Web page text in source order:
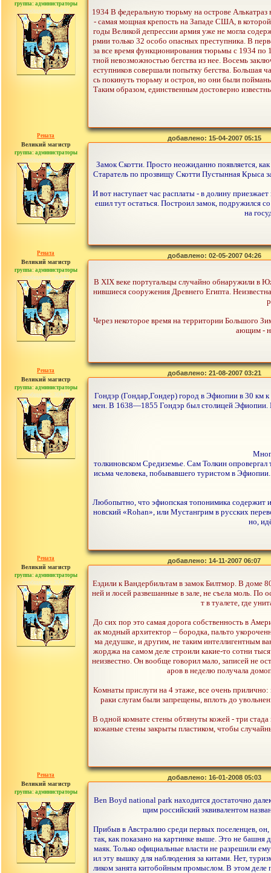
группа: администраторы
сообщений: 30442
1934 В федеральную тюрьму на острове
- самая мощная крепость на Западе США, в
годы Великой депрессии армия уже не могла
рмии только 32 особо опасных преступника. В
за все время функционирования тюрьмы с 1934 по
тной невозможностью бегства из нее. Восемь
еступников совершали попытку бегства. Большая
сь покинуть тюрьму и остров, но они были
Таким образом, единственным достоверно
Рената
Великий магистр
группа: администраторы
сообщений: 30442
добавлено: 15-04-2007 05:15
Замок Скотти. Просто неожиданно появляется,
Старатель по прозвищу Скотти Пустынная Крыса
И вот наступает час расплаты - в долину
ешил тут остаться. Построил замок, подружился
на
Рената
Великий магистр
группа: администраторы
сообщений: 30442
добавлено: 02-05-2007 04:26
В XIX веке португальцы случайно обнаружили в
нившиеся сооружения Древнего Египта.
Через некоторое время на территории Большого
ающим -
Рената
Великий магистр
группа: администраторы
сообщений: 30442
добавлено: 21-08-2007 03:21
Гондэр (Гондар,Гондер) город в Эфиопии в 30 км
мен. В 1638—1855 Гондэр был столицей Эфиопии. В
толкиновском Средиземье. Сам Толкин
исьма человека, побывавшего туристом в
Любопытно, что эфиопская топонимика содержит
новский «Rohan», или Мустангрим в русских
но,
Рената
Великий магистр
группа: администраторы
сообщений: 30442
добавлено: 14-11-2007 06:07
Ездили к Вандербильтам в замок Билтмор. В доме
ней и лосей развешанные в зале, не съела моль. По
т в туалете, где
До сих пор это самая дорога собственность в
ак модный архитектор – бородка, пальто
ма дедушке, и другим, не таким интеллигентным
жорджа на самом деле строили какие-то сотни
неизвестно. Он вообще говорил мало, записей не
аров в неделю получала
Комнаты прислуги на 4 этаже, все очень прилично:
раки слугам были запрещены, вплоть до
В одной комнате стены обтянуты кожей - три
кожаные стены закрыты пластиком, чтобы
Рената
Великий магистр
группа: администраторы
сообщений: 30442
добавлено: 16-01-2008 05:03
Ben Boyd national park находится достаточно
щим российский эквивалентом
Прибыв в Австралию среди первых поселенцев,
так, как показано на картинке выше. Это не башня
маяк. Только официальные власти не разрешили
ил эту вышку для наблюдения за китами. Нет,
ликом занята китобойным промыслом. В этом деле